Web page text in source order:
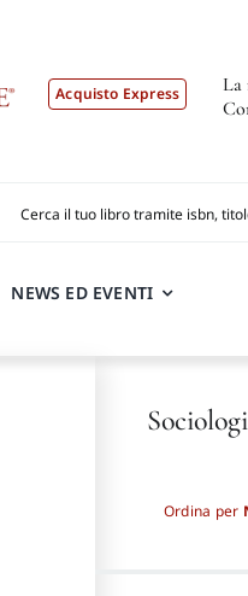
Acquisto Express
La
NEWS ED EVENTI
Ordina per